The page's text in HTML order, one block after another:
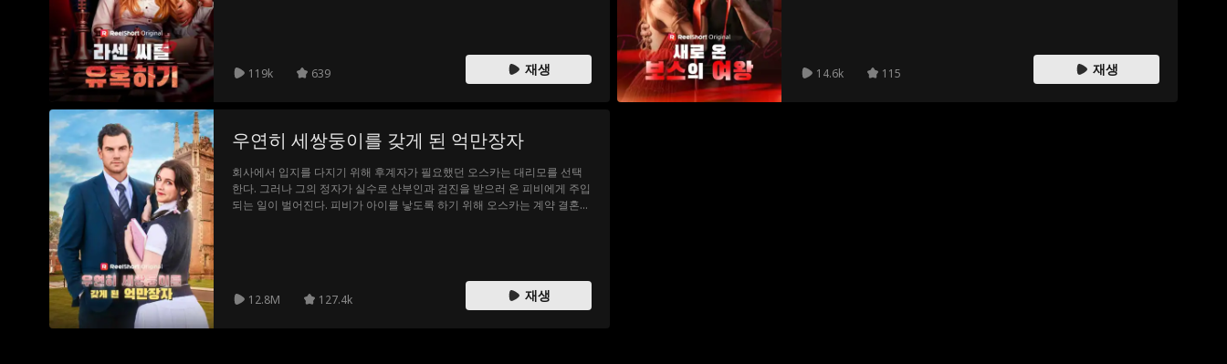
119k 639 재생
욕망이 커지면서 비밀이 탄로 난 정도까지 발전하게 됐다. 한편, 제인은 돔
의 "지도" 덕분에 영화 촬영장에서 조금씩 주목을 받게 되었다. 그러던 중,
14.6k 115 재생
우연히 세쌍둥이를 갖게 된 억만장자
회사에서 입지를 다지기 위해 후계자가 필요했던 오스카는 대리모를 선택
한다. 그러나 그의 정자가 실수로 산부인과 검진을 받으러 온 피비에게 주입
되는 일이 벌어진다. 피비가 아이를 낳도록 하기 위해 오스카는 계약 결혼을
12.8M 127.4k 재생